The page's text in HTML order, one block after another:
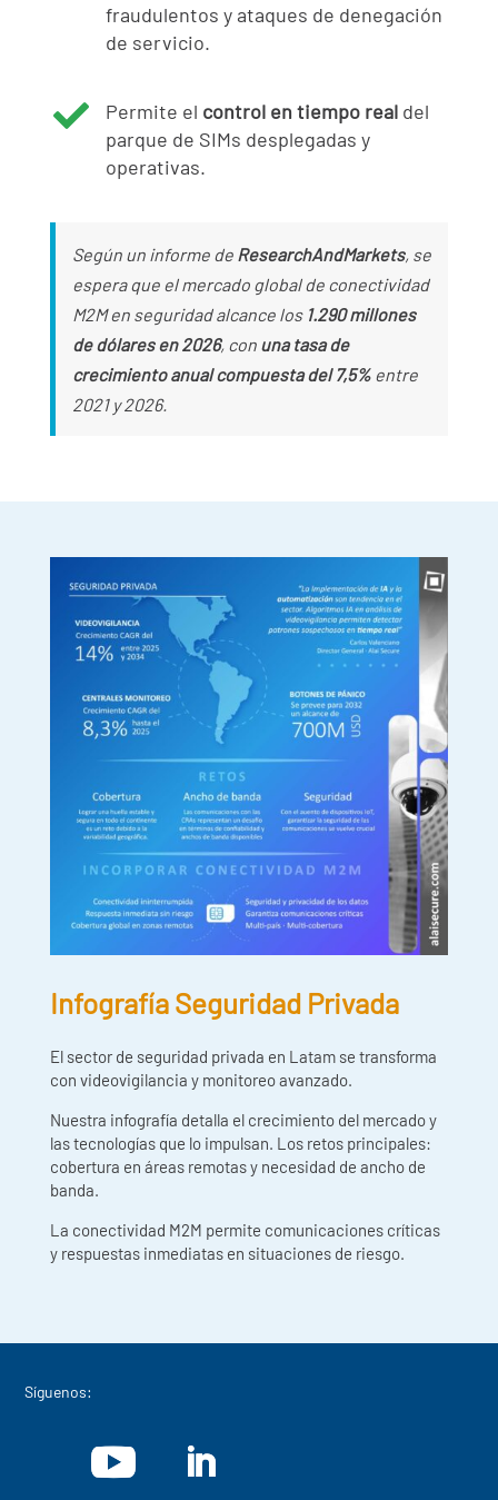
fraudulentos y ataques de denegación
de servicio.
 Permite el control en tiempo real del
parque de SIMs desplegadas y
operativas.
Según un informe de ResearchAndMarkets, se
espera que el mercado global de conectividad
M2M en seguridad alcance los 1.290 millones
de dólares en 2026, con una tasa de
crecimiento anual compuesta del 7,5%entre
2021 y 2026.
Infografía Seguridad Privada
El sector de seguridad privada en Latam se transforma
con videovigilancia y monitoreo avanzado.
Nuestra infografía detalla el crecimiento del mercado y
las tecnologías que lo impulsan. Los retos principales:
cobertura en áreas remotas y necesidad de ancho de
banda.
La conectividad M2M permite comunicaciones críticas
y respuestas inmediatas en situaciones de riesgo.
Síguenos: